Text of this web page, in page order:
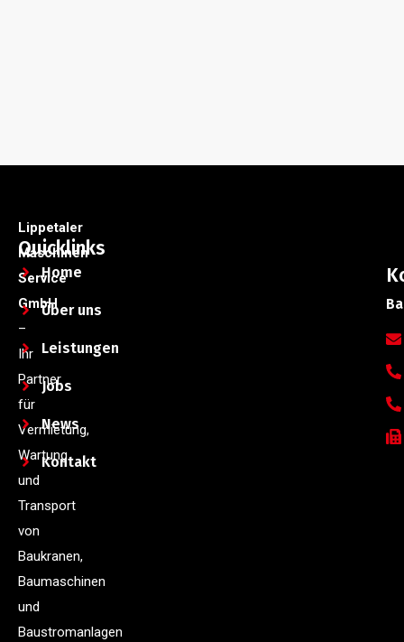
Lippetaler
Maschinen
Service
GmbH
–
Ihr
Partner
für
Vermietung,
Wartung
und
Transport
von
Baukranen,
Baumaschinen
und
Baustromanlagen
Quicklinks
Home
Über uns
Leistungen
Jobs
News
Kontakt